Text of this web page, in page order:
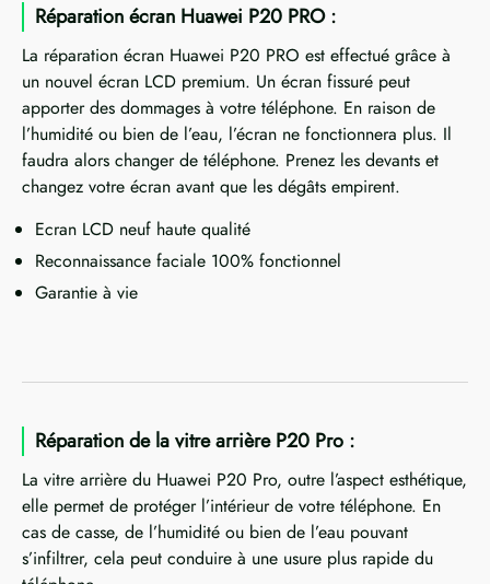
Réparation écran Huawei P20 PRO :
La réparation écran Huawei P20 PRO est effectué grâce à
un nouvel écran LCD premium. Un écran fissuré peut
apporter des dommages à votre téléphone. En raison de
l’humidité ou bien de l’eau, l’écran ne fonctionnera plus. Il
faudra alors changer de téléphone. Prenez les devants et
changez votre écran avant que les dégâts empirent.
Ecran LCD neuf haute qualité
Reconnaissance faciale 100% fonctionnel
Garantie à vie
Réparation de la vitre arrière P20 Pro :
La vitre arrière du Huawei P20 Pro, outre l’aspect esthétique,
elle permet de protéger l’intérieur de votre téléphone. En
cas de casse, de l’humidité ou bien de l’eau pouvant
s’infiltrer, cela peut conduire à une usure plus rapide du